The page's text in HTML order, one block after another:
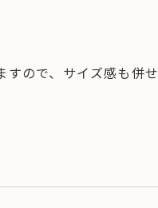
すので、サイズ感も併せ